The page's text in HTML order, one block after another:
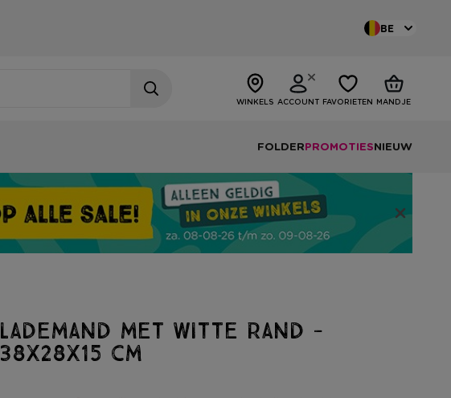
BE
WINKELS ACCOUNT FAVORIETEN MANDJE
FOLDERPROMOTIESNIEUW
Lademand met witte rand -
38x28x15 cm